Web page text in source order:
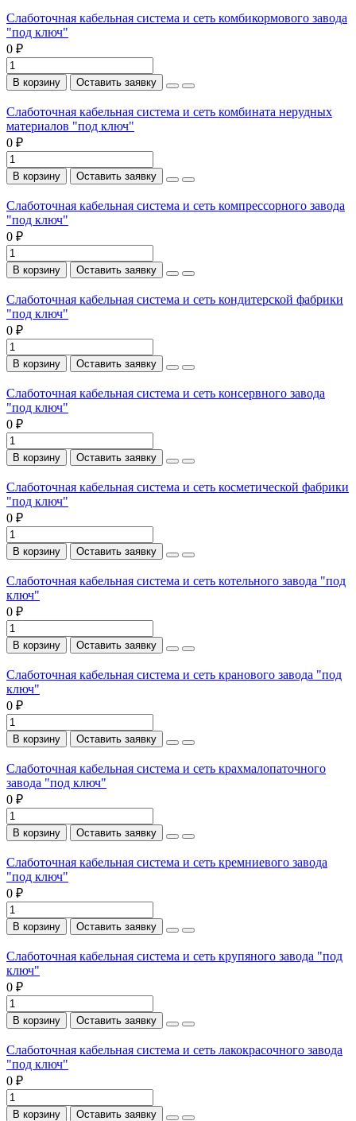
Слаботочная кабельная система и сеть комбикормового завода
"под ключ"
0 ₽
В корзину Оставить заявку
Слаботочная кабельная система и сеть комбината нерудных
материалов "под ключ"
0 ₽
В корзину Оставить заявку
Слаботочная кабельная система и сеть компрессорного завода
"под ключ"
0 ₽
В корзину Оставить заявку
Слаботочная кабельная система и сеть кондитерской фабрики
"под ключ"
0 ₽
В корзину Оставить заявку
Слаботочная кабельная система и сеть консервного завода
"под ключ"
0 ₽
В корзину Оставить заявку
Слаботочная кабельная система и сеть косметической фабрики
"под ключ"
0 ₽
В корзину Оставить заявку
Слаботочная кабельная система и сеть котельного завода "под
ключ"
0 ₽
В корзину Оставить заявку
Слаботочная кабельная система и сеть кранового завода "под
ключ"
0 ₽
В корзину Оставить заявку
Слаботочная кабельная система и сеть крахмалопаточного
завода "под ключ"
0 ₽
В корзину Оставить заявку
Слаботочная кабельная система и сеть кремниевого завода
"под ключ"
0 ₽
В корзину Оставить заявку
Слаботочная кабельная система и сеть крупяного завода "под
ключ"
0 ₽
В корзину Оставить заявку
Слаботочная кабельная система и сеть лакокрасочного завода
"под ключ"
0 ₽
В корзину Оставить заявку